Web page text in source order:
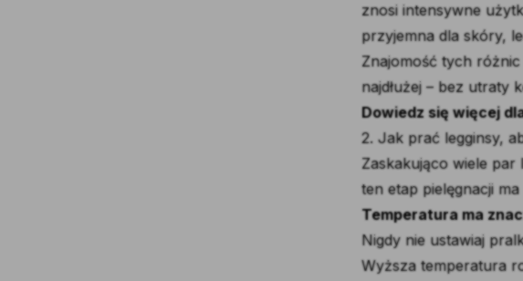
znosi intensywne
przyjemna dla skóry,
Znajomość tych różnic
najdłużej – bez utraty
Dowiedz się więcej
2. Jak prać legginsy,
Zaskakująco wiele par
ten etap pielęgnacji
Temperatura ma
Nigdy nie ustawiaj
Wyższa temperatura